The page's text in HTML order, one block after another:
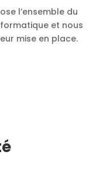
l’ensemble du
et nous
mise en place.